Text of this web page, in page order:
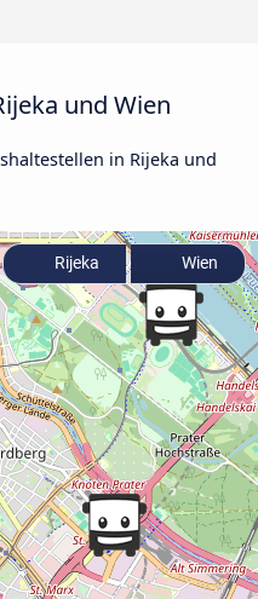
und Wien
in Rijeka und
Rijeka Wien